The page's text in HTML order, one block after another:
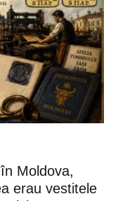
Moldova,
erau vestitele